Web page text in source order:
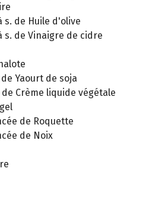
s. de Huile d'olive
s. de Vinaigre de cidre
de Yaourt de soja
de Crème liquide végétale
de Roquette
de Noix